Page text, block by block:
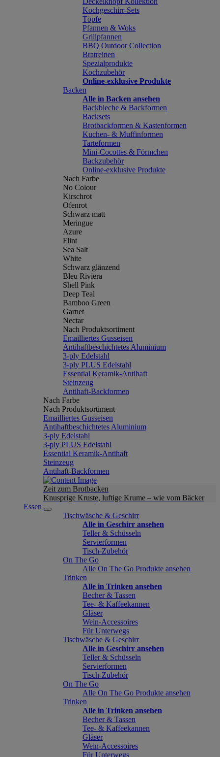
Kochgeschirr-Sets
Töpfe
Pfannen & Woks
Grillpfannen
BBQ Outdoor Collection
Bratreinen
Spezialprodukte
Kochzubehör
Online-exklusive Produkte
Backen
Alle in Backen ansehen
Backbleche & Backformen
Backsets
Brotbackformen & Kastenformen
Kuchen- & Muffinformen
Tarteformen
Mini-Cocottes & Förmchen
Backzubehör
Online-exklusive Produkte
Nach Farbe
No Colour
Kirschrot
Ofenrot
Schwarz matt
Meringue
Azure
Flint
Sea Salt
White
Schwarz glänzend
Bleu Riviera
Shell Pink
Deep Teal
Bamboo Green
Garnet
Nectar
Nach Produktsortiment
Emailliertes Gusseisen
Antihaftbeschichtetes Aluminium
3-ply Edelstahl
3-ply PLUS Edelstahl
Essential Keramik-Antihaft
Steinzeug
Antihaft-Backformen
Nach Farbe
Nach Produktsortiment
Emailliertes Gusseisen
Antihaftbeschichtetes Aluminium
3-ply Edelstahl
3-ply PLUS Edelstahl
Essential Keramik-Antihaft
Steinzeug
Antihaft-Backformen
Zeit zum Brotbacken
Knusprige Kruste, luftige Krume – wie vom Bäcker
Essen
Tischwäsche & Geschirr
Alle in Geschirr ansehen
Teller & Schüsseln
Servierformen
Tisch-Zubehör
On The Go
Alle On The Go Produkte ansehen
Trinken
Alle in Trinken ansehen
Becher & Tassen
Tee- & Kaffeekannen
Gläser
Wein-Accessoires
Für Unterwegs
Tischwäsche & Geschirr
Alle in Geschirr ansehen
Teller & Schüsseln
Servierformen
Tisch-Zubehör
On The Go
Alle On The Go Produkte ansehen
Trinken
Alle in Trinken ansehen
Becher & Tassen
Tee- & Kaffeekannen
Gläser
Wein-Accessoires
Für Unterwegs